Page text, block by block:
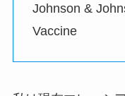
Johnson &
Vaccine